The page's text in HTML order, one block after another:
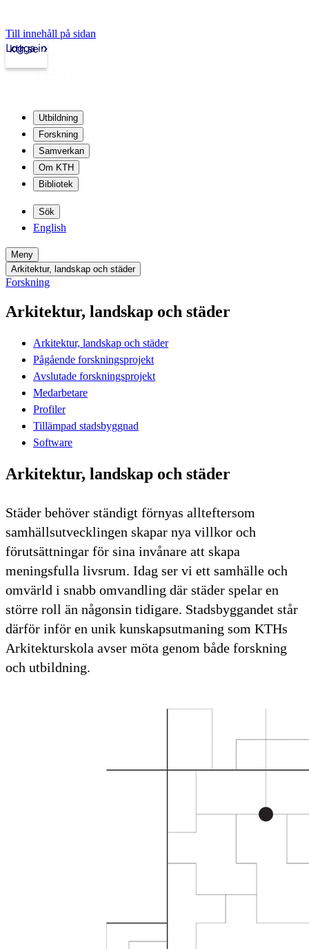
Till innehåll på sidan
kth.se
Logga in
Utbildning
Forskning
Samverkan
Om KTH
Bibliotek
Sök
English
Meny
Arkitektur, landskap och städer
Forskning
Arkitektur, landskap och städer
Arkitektur, landskap och städer
Pågående forskningsprojekt
Avslutade forskningsprojekt
Medarbetare
Profiler
Tillämpad stadsbyggnad
Software
Arkitektur, landskap och städer
Städer behöver ständigt förnyas allteftersom
samhällsutvecklingen skapar nya villkor och
förutsättningar för sina invånare att skapa
meningsfulla livsrum. Idag ser vi ett samhälle och
omvärld i snabb omvandling där städer spelar en
större roll än någonsin tidigare. Stadsbyggandet står
därför inför en unik kunskapsutmaning som KTHs
Arkitekturskola avser möta genom både forskning
och utbildning.